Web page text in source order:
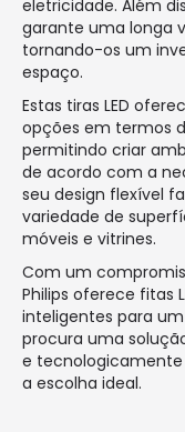
eletricidade. Além
garante uma longa
tornando-os um
espaço.
Estas tiras LED
opções em termos
permitindo criar
de acordo com a
seu design flexível
variedade de
móveis e vitrines.
Com um
Philips oferece fitas
inteligentes para
procura uma
e tecnologicamente
a escolha ideal.